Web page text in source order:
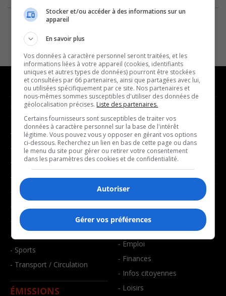
NOUVELLES
- Affaires municipales
- Communauté / Social
- Culture
- Économie
- Éducation
- Environnement
- Faits divers
- Santé et bien-être
- Sports
- Transport / Circulation
ÉMISSIONS
MUSIQUE
- Décompte franco
- Joué récemment
BALADOS
- Affaires
- Art de vivre
- Bien-être
- Emploi
- Finances
- Infos citoyennes
- Loisirs
Stocker et/ou accéder à des informations sur un
appareil
En savoir plus
Vos données à caractère personnel seront traitées, et les
informations liées à votre appareil (cookies, identifiants
uniques et autres types de données) pourront être stockées
et consultées par 66 partenaires, ainsi que partagées avec lui,
ou utilisées spécifiquement par ce site. Nos partenaires et
nous-mêmes sommes susceptibles d'utiliser des données de
géolocalisation précises. Liste des partenaires.
Certains fournisseurs sont susceptibles de traiter vos
données à caractère personnel sur la base de l'intérêt
légitime. Vous pouvez vous y opposer en gérant vos options
ci-dessous. Recherchez un lien en bas de cette page ou dans
le menu du site pour gérer ou retirer votre consentement
dans les paramètres des cookies et de confidentialité.
Autoriser
Gérer vos préférences